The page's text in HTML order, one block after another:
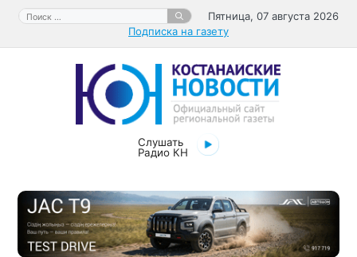
Перейти
содержимому
Поиск:
Пятница, 07 августа 2026
Подписка на газету
Слушать
Радио КН